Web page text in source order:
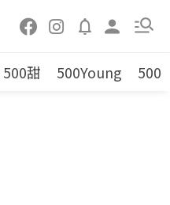
500甜 500Young 500